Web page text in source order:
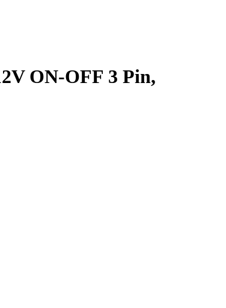
ON-OFF 3 Pin,